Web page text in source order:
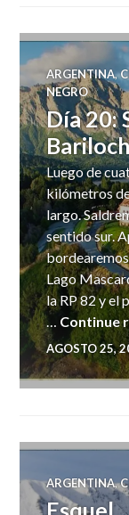
ARGENTINA,
NEGRO
Día 20:
Luego de
kilómetros
largo.
sentido sur.
Lago
la RP 82 y el
… Continue
AGOSTO 25,
ARGENTINA,